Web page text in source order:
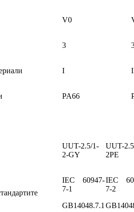
V0
3
I I
PA66
UUT-2.5/1-
2-GY
UUT-
2PE
IEC 60947-
7-1
GB14048.7.1
IEC
7-2